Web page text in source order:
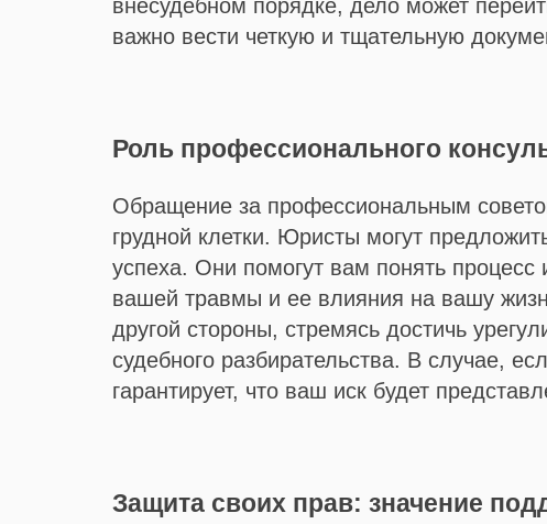
внесудебном порядке, дело может
важно вести четкую и тщательную
Роль профессионального
Обращение за профессиональным
грудной клетки. Юристы могут
успеха. Они помогут вам понять процесс
вашей травмы и ее влияния на вашу
другой стороны, стремясь достичь
судебного разбирательства. В случае,
гарантирует, что ваш иск будет
Защита своих прав: значение